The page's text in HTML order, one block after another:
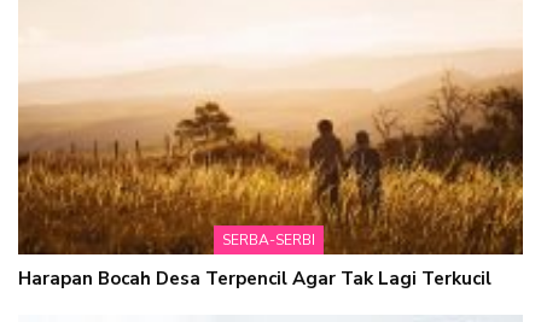
SERBA-SERBI
Harapan Bocah Desa Terpencil Agar Tak Lagi Terkucil